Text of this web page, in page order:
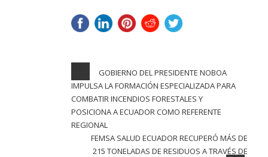
GOBIERNO DEL PRESIDENTE NOBOA
IMPULSA LA FORMACIÓN ESPECIALIZADA PARA
COMBATIR INCENDIOS FORESTALES Y
POSICIONA A ECUADOR COMO REFERENTE
REGIONAL
FEMSA SALUD ECUADOR RECUPERÓ MÁS DE
215 TONELADAS DE RESIDUOS A TRAVÉS DE